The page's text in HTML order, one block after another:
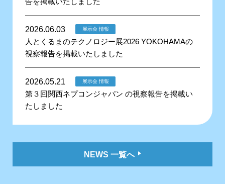
2026.06.03 展示会 情報
人とくるまのテクノロジー展2026 YOKOHAMAの
視察報告を掲載いたしました
2026.05.21 展示会 情報
第３回関西ネプコンジャパン の視察報告を掲載い
たしました
NEWS 一覧へ